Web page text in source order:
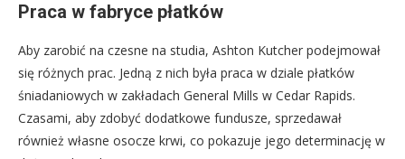
Praca w fabryce płatków
Aby zarobić na czesne na studia, Ashton Kutcher podejmował
się różnych prac. Jedną z nich była praca w dziale płatków
śniadaniowych w zakładach General Mills w Cedar Rapids.
Czasami, aby zdobyć dodatkowe fundusze, sprzedawał
również własne osocze krwi, co pokazuje jego determinację w